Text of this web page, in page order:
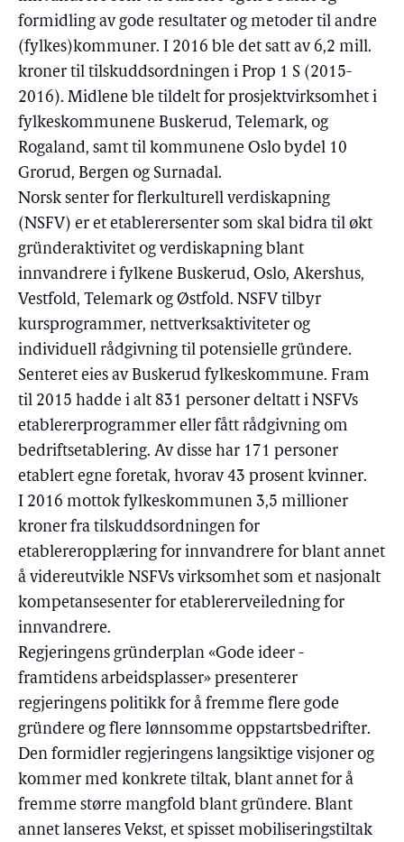
formidling av gode resultater og metoder til andre
(fylkes)kommuner. I 2016 ble det satt av 6,2 mill.
kroner til tilskuddsordningen i Prop 1 S (2015-
2016). Midlene ble tildelt for prosjektvirksomhet i
fylkeskommunene Buskerud, Telemark, og
Rogaland, samt til kommunene Oslo bydel 10
Grorud, Bergen og Surnadal.
Norsk senter for flerkulturell verdiskapning
(NSFV) er et etablerersenter som skal bidra til økt
gründeraktivitet og verdiskapning blant
innvandrere i fylkene Buskerud, Oslo, Akershus,
Vestfold, Telemark og Østfold. NSFV tilbyr
kursprogrammer, nettverksaktiviteter og
individuell rådgivning til potensielle gründere.
Senteret eies av Buskerud fylkeskommune. Fram
til 2015 hadde i alt 831 personer deltatt i NSFVs
etablererprogrammer eller fått rådgivning om
bedriftsetablering. Av disse har 171 personer
etablert egne foretak, hvorav 43 prosent kvinner.
I 2016 mottok fylkeskommunen 3,5 millioner
kroner fra tilskuddsordningen for
etablereropplæring for innvandrere for blant annet
å videreutvikle NSFVs virksomhet som et nasjonalt
kompetansesenter for etablererveiledning for
innvandrere.
Regjeringens gründerplan «Gode ideer -
framtidens arbeidsplasser» presenterer
regjeringens politikk for å fremme flere gode
gründere og flere lønnsomme oppstartsbedrifter.
Den formidler regjeringens langsiktige visjoner og
kommer med konkrete tiltak, blant annet for å
fremme større mangfold blant gründere. Blant
annet lanseres Vekst, et spisset mobiliseringstiltak